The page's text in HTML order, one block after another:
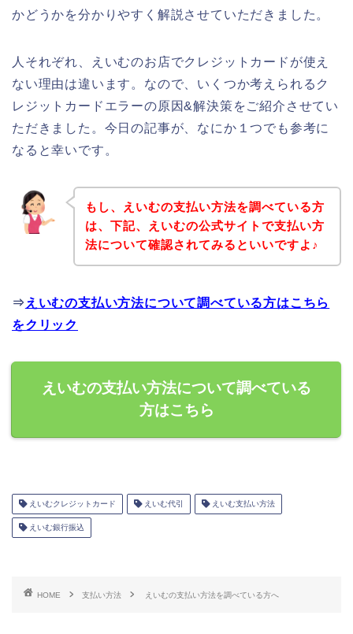
かどうかを分かりやすく解説させていただきました。
人それぞれ、えいむのお店でクレジットカードが使え
ない理由は違います。なので、いくつか考えられるク
レジットカードエラーの原因&解決策をご紹介させてい
ただきました。今日の記事が、なにか１つでも参考に
なると幸いです。
もし、えいむの支払い方法を調べている方
は、下記、えいむの公式サイトで支払い方
法について確認されてみるといいですよ♪
⇒ えいむの支払い方法について調べている方はこちら
をクリック
えいむの支払い方法について調べている
方はこちら
えいむクレジットカード えいむ代引 えいむ支払い方法
えいむ銀行振込
HOME 支払い方法 えいむの支払い方法を調べている方へ